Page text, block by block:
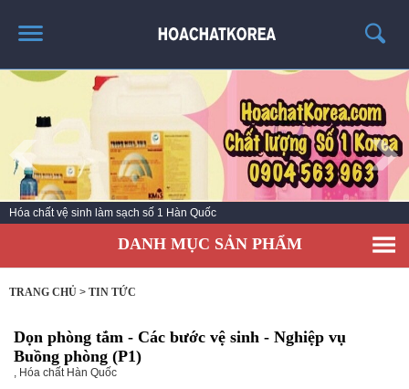
TRANG CHỦ
GIỚI THIỆU
THÔNG TIN SẢN PHẨM
TIN TỨC
LIÊN HỆ
Hóa chất vệ sinh làm sạch số 1 Hàn Quốc
DANH MỤC SẢN PHẨM
TRANG CHỦ > TIN TỨC
Dọn phòng tắm - Các bước vệ sinh - Nghiệp vụ
Buồng phòng (P1)
, Hóa chất Hàn Quốc